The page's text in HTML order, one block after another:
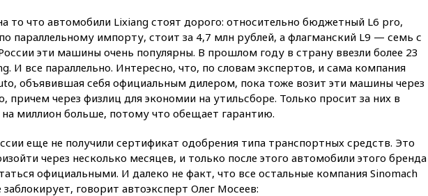
11:47Суд оставил под
арестом Rolls-Royce блогера
Лерчек
11:07При столкновении
катера и лодки под Самарой
погибли два человека
Силы ПВО перехватили
за утро 85 БПЛА над
территорией РФ
то что автомобили Lixiang стоят дорого: относительно бюджетный L6 pro,
параллельному импорту, стоит за 4,7 млн рублей, а флагманский L9 — семь с
эти машины очень популярны. В прошлом году в страну ввезли более 23
И все параллельно. Интересно, что, по словам экспертов, и сама компания
объявившая себя официальным дилером, пока тоже возит эти машины через
причем через физлиц для экономии на утильсборе. Только просит за них в
на миллион больше, потому что обещает гарантию.
еще не получили сертификат одобрения типа транспортных средств. Это
через несколько месяцев, и только после этого автомобили этого бренда
официальными. И далеко не факт, что все остальные компания Sinomach
говорит автоэксперт Олег Мосеев: